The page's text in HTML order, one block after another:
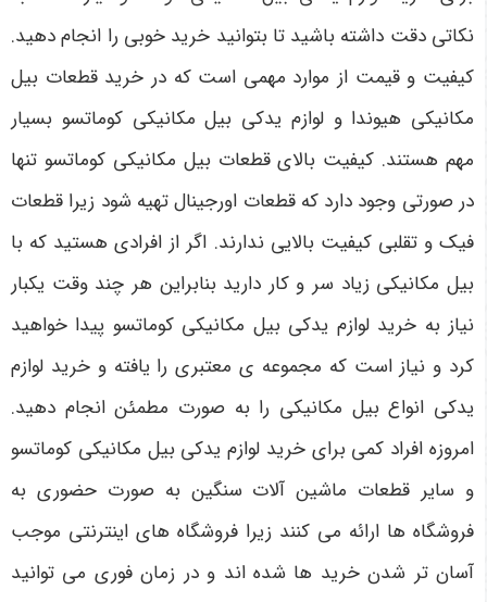
نکاتی دقت داشته باشید تا بتوانید خرید خوبی را انجام دهید.
کیفیت و قیمت از موارد مهمی است که در خرید قطعات بیل
مکانیکی هیوندا و لوازم یدکی بیل مکانیکی کوماتسو بسیار
مهم هستند. کیفیت بالای قطعات بیل مکانیکی کوماتسو تنها
در صورتی وجود دارد که قطعات اورجینال تهیه شود زیرا قطعات
فیک و تقلبی کیفیت بالایی ندارند. اگر از افرادی هستید که با
بیل مکانیکی زیاد سر و کار دارید بنابراین هر چند وقت یکبار
نیاز به خرید لوازم یدکی بیل مکانیکی کوماتسو پیدا خواهید
کرد و نیاز است که مجموعه ی معتبری را یافته و خرید لوازم
یدکی انواع بیل مکانیکی را به صورت مطمئن انجام دهید.
امروزه افراد کمی برای خرید لوازم یدکی بیل مکانیکی کوماتسو
و سایر قطعات ماشین آلات سنگین به صورت حضوری به
فروشگاه ها ارائه می کنند زیرا فروشگاه های اینترنتی موجب
آسان تر شدن خرید ها شده اند و در زمان فوری می توانید